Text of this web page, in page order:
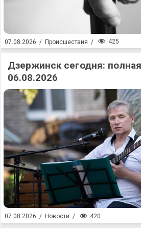
07.08.2026 / Происшествия / 425
Дзержинск сегодня:
06.08.2026
07.08.2026 / Новости / 420